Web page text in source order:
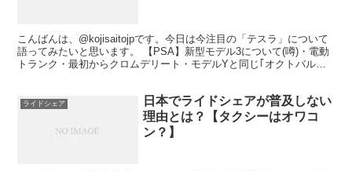
こんばんは、@kojisaitojpです。今日は今注目の「テスラ」について
語ってみたいと思います。 【PSA】新型モデル3について(噂)・電動
トランク・最初からクロムデリート・モデルYと同じ｢オクトバルブ｣
ライドシェア
日本でライドシェアが普及しない
理由とは？【タクシーはオワコ
ン？】